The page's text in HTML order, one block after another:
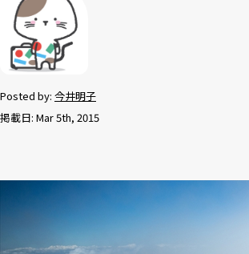
Posted by: 今井明子
掲載日: Mar 5th, 2015